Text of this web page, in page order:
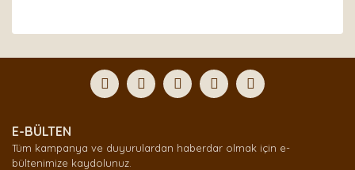
Yorum Yaz
formunu kullanarak tarafımıza iletebilirsiniz.
Görüş ve önerileriniz için teşekkür ederiz.
Ürün açıklamasında eksik bilgiler bulunuyor.
Ürün bilgilerinde hatalar bulunuyor.
E-BÜLTEN
Tüm kampanya ve duyurulardan haberdar olmak için e-
bültenimize kaydolunuz.